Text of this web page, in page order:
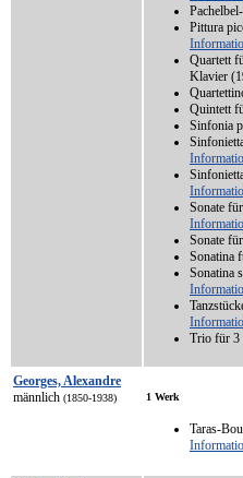
Pittura
Quartett
Klavier
Quintett
Sinfonia
Sonate
Sonate
Sonatina
Sonatina
Trio für 3
Georges, Alexandre
männlich (1850-1938) 1 Werk
Taras-